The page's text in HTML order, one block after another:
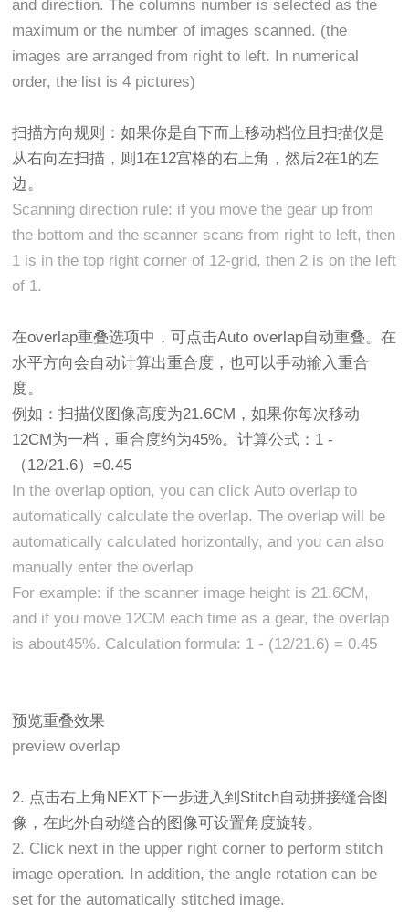
and direction. The columns number is selected as the
maximum or the number of images scanned. (the
images are arranged from right to left. In numerical
order, the list is 4 pictures)
扫描方向规则：如果你是自下而上移动档位且扫描仪是
从右向左扫描，则1在12宫格的右上角，然后2在1的左
边。
Scanning direction rule: if you move the gear up from
the bottom and the scanner scans from right to left, then
1 is in the top right corner of 12-grid, then 2 is on the left
of 1.
在overlap重叠选项中，可点击Auto overlap自动重叠。在
水平方向会自动计算出重合度，也可以手动输入重合
度。
例如：扫描仪图像高度为21.6CM，如果你每次移动
12CM为一档，重合度约为45%。计算公式：1 -
（12/21.6）=0.45
In the overlap option, you can click Auto overlap to
automatically calculate the overlap. The overlap will be
automatically calculated horizontally, and you can also
manually enter the overlap
For example: if the scanner image height is 21.6CM,
and if you move 12CM each time as a gear, the overlap
is about45%. Calculation formula: 1 - (12/21.6) = 0.45
预览重叠效果
preview overlap
2. 点击右上角NEXT下一步进入到Stitch自动拼接缝合图
像，在此外自动缝合的图像可设置角度旋转。
2. Click next in the upper right corner to perform stitch
image operation. In addition, the angle rotation can be
set for the automatically stitched image.